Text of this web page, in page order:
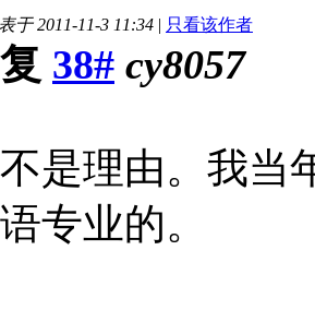
于 2011-11-3 11:34 | 只看该作者
38# cy8057
是理由。我当
专业的。